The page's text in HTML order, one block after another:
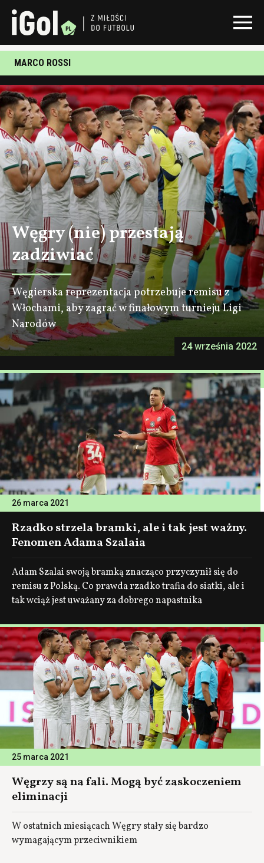
MARCO ROSSI
24 września 2022
Węgry (nie) przestają
zadziwiać
Węgierska reprezentacja potrzebuje remisu z
Włochami, aby zagrać w finałowym turnieju Ligi
Narodów
26 marca 2021
Rzadko strzela bramki, ale i tak jest ważny.
Fenomen Adama Szalaia
Adam Szalai swoją bramką znacząco przyczynił się do
remisu z Polską. Co prawda rzadko trafia do siatki, ale i
tak wciąż jest uważany za dobrego napastnika
25 marca 2021
Węgrzy są na fali. Mogą być zaskoczeniem
eliminacji
W ostatnich miesiącach Węgry stały się bardzo
wymagającym przeciwnikiem